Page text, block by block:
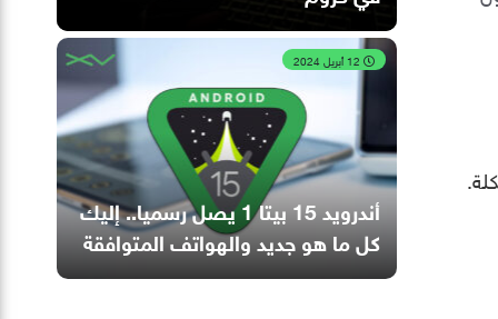
أندرويد 15 بيتا 1 يصل رسميا.. إليك
كل ما هو جديد والهواتف المتوافقة